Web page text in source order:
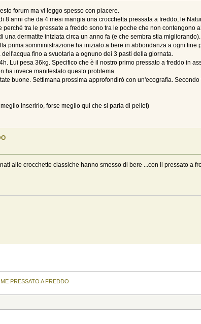
forum ma vi leggo spesso con piacere.
8 anni che da 4 mesi mangia una crocchetta pressata a freddo, le
tra le pressate a freddo sono tra le poche che non
una dermatite iniziata circa un anno fa (e che sembra stia migliorando).
prima somministrazione ha iniziato a bere in abbondanza a ogni
fino a svuotarla a ognuno dei 3 pasti della giornata.
Lui pesa 36kg. Specifico che è il nostro primo pressato a freddo in
ha invece manifestato questo problema.
buone. Settimana prossima approfondirò con un'ecografia.
inserirlo, forse meglio qui che si parla di pellet)
alle crocchette classiche hanno smesso di bere ...con il pressato a
PRESSATO A FREDDO